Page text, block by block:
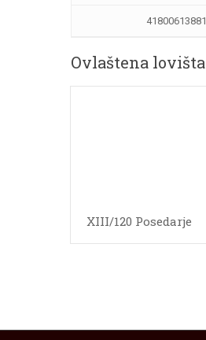
41800613881
Ovlaštena lovišta
XIII/120 Posedarje